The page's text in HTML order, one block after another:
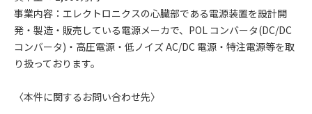
事業内容：エレクトロニクスの心臓部である電源装置を設計開
発・製造・販売している電源メーカで、POL コンバータ(DC/DC
コンバータ)・高圧電源・低ノイズ AC/DC 電源・特注電源等を取
り扱っております。
〈本件に関するお問い合わせ先〉